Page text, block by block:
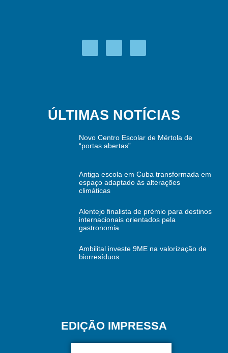
ÚLTIMAS NOTÍCIAS
Novo Centro Escolar de Mértola de
“portas abertas”
Antiga escola em Cuba transformada em
espaço adaptado às alterações
climáticas
Alentejo finalista de prémio para destinos
internacionais orientados pela
gastronomia
Ambilital investe 9ME na valorização de
biorresíduos
EDIÇÃO IMPRESSA